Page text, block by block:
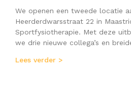
We openen een tweede locatie
Heerderdwarsstraat 22 in
Sportfysiotherapie. Met deze
we drie nieuwe collega’s en
Lees verder >